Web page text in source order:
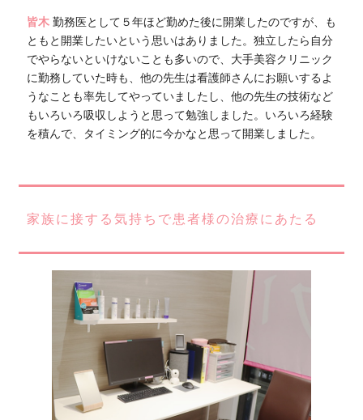
皆木勤務医として５年ほど勤めた後に開業したのですが、も
ともと開業したいという思いはありました。独立したら自分
でやらないといけないことも多いので、大手美容クリニック
に勤務していた時も、他の先生は看護師さんにお願いするよ
うなことも率先してやっていましたし、他の先生の技術など
もいろいろ吸収しようと思って勉強しました。いろいろ経験
を積んで、タイミング的に今かなと思って開業しました。
家族に接する気持ちで患者様の治療にあたる